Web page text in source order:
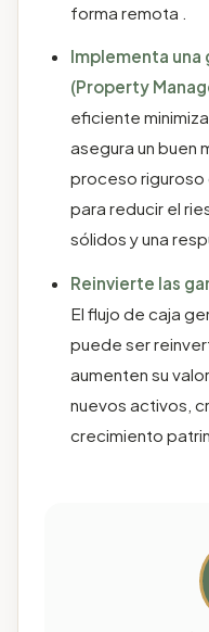
forma remota .
Implementa
(Property
eficiente
asegura un buen
proceso riguroso
para reducir el
sólidos y una
Reinvierte las
El flujo de caja
puede ser
aumenten su
nuevos activos,
crecimiento